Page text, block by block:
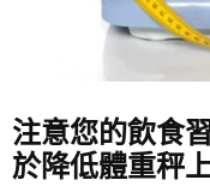
注意您的飲食
於降低體重秤